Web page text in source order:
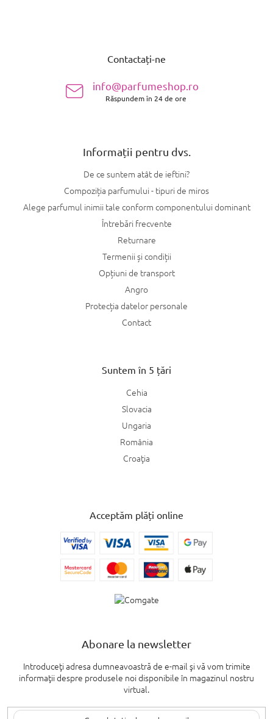
Contactați-ne
info@parfumeshop.ro
Răspundem în 24 de ore
Informații pentru dvs.
De ce suntem atât de ieftini?
Compoziția parfumului - tipuri de miros
Alege parfumul inimii tale conform componentului dominant
Întrebări frecvente
Returnare
Termenii și condiții
Opțiuni de transport
Angro
Protecția datelor personale
Contact
Suntem în 5 țări
Cehia
Slovacia
Ungaria
România
Croaţia
Acceptăm plăți online
Abonare la newsletter
Introduceţi adresa dumneavoastră de e-mail şi vă vom trimite
informaţii despre produsele noi disponibile în magazinul nostru
virtual.